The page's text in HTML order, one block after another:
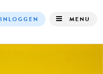
INLOGGEN MENU